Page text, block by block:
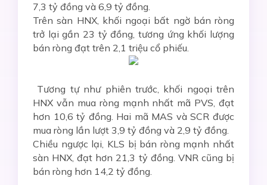
7,3 tỷ đồng và 6,9 tỷ đồng.
Trên sàn HNX, khối ngoại bất ngờ bán ròng
trở lại gần 23 tỷ đồng, tương ứng khối lượng
bán ròng đạt trên 2,1 triệu cổ phiếu.
Tương tự như phiên trước, khối ngoại trên
HNX vẫn mua ròng mạnh nhất mã PVS, đạt
hơn 10,6 tỷ đồng. Hai mã MAS và SCR được
mua ròng lần lượt 3,9 tỷ đồng và 2,9 tỷ đồng.
Chiều ngược lại, KLS bị bán ròng mạnh nhất
sàn HNX, đạt hơn 21,3 tỷ đồng. VNR cũng bị
bán ròng hơn 14,2 tỷ đồng.